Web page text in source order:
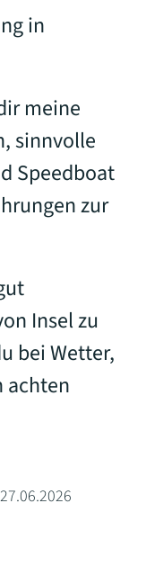
in
meine
sinnvolle
Speedboat
zur
Insel zu
bei Wetter,
achten